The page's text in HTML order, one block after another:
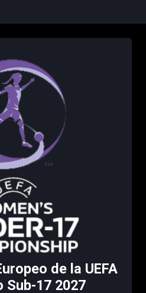
de la UEFA
Sub-17 2027